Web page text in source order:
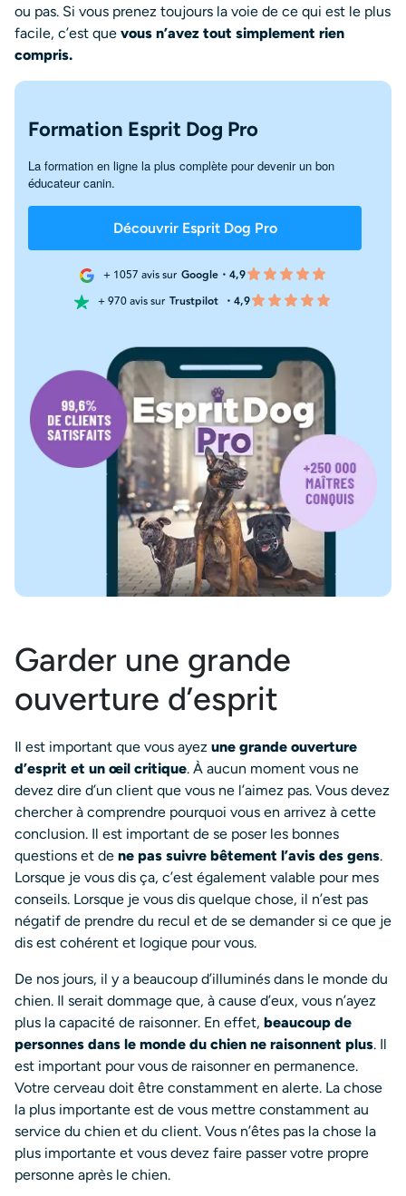
ou pas. Si vous prenez toujours la voie de ce qui est le plus
facile, c’est que vous n’avez tout simplement rien
compris.
Formation Esprit Dog Pro
La formation en ligne la plus complète pour devenir un bon
éducateur canin.
Découvrir Esprit Dog Pro
+ 1057 avis sur Google・4,9
+ 970 avis sur Trustpilot ・4,9
Garder une grande
ouverture d’esprit
Il est important que vous ayez une grande ouverture
d’esprit et un œil critique. À aucun moment vous ne
devez dire d’un client que vous ne l’aimez pas. Vous devez
chercher à comprendre pourquoi vous en arrivez à cette
conclusion. Il est important de se poser les bonnes
questions et de ne pas suivre bêtement l’avis des gens.
Lorsque je vous dis ça, c’est également valable pour mes
conseils. Lorsque je vous dis quelque chose, il n’est pas
négatif de prendre du recul et de se demander si ce que je
dis est cohérent et logique pour vous.
De nos jours, il y a beaucoup d’illuminés dans le monde du
chien. Il serait dommage que, à cause d’eux, vous n’ayez
plus la capacité de raisonner. En effet, beaucoup de
personnes dans le monde du chien ne raisonnent plus. Il
est important pour vous de raisonner en permanence.
Votre cerveau doit être constamment en alerte. La chose
la plus importante est de vous mettre constamment au
service du chien et du client. Vous n’êtes pas la chose la
plus importante et vous devez faire passer votre propre
personne après le chien.